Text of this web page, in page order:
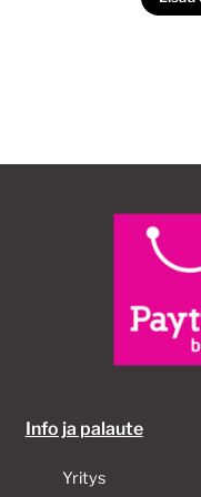
Info ja palaute
Yritys